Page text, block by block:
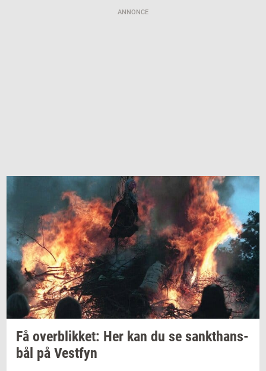
ANNONCE
Få over­blik­ket: Her kan du se sank­t­hans­
bål på Ve­st­fyn